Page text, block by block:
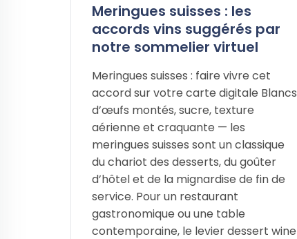
Meringues suisses : les
accords vins suggérés par
notre sommelier virtuel
Meringues suisses : faire vivre cet
accord sur votre carte digitale Blancs
d’œufs montés, sucre, texture
aérienne et craquante — les
meringues suisses sont un classique
du chariot des desserts, du goûter
d’hôtel et de la mignardise de fin de
service. Pour un restaurant
gastronomique ou une table
contemporaine, le levier dessert wine